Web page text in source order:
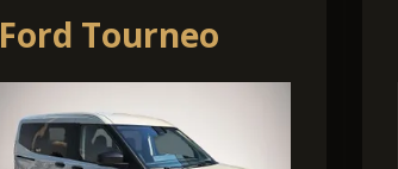
Cupra Ateca